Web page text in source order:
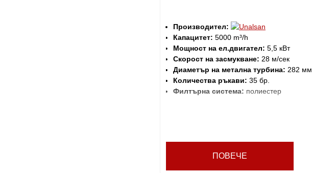
Производител:
Капацитет: 5000 m³/h
Мощност на ел.двигател: 5,5 кВт
Скорост на засмукване: 28 м/сек
Диаметър на метална турбина: 282 мм
Количества ръкави: 35 бр.
Филтърна система: полиестер
ПОВЕЧЕ